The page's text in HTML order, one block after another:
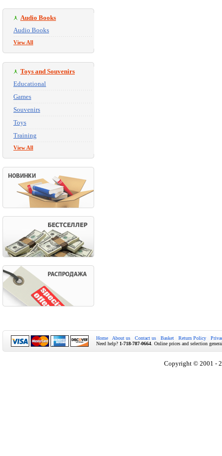
Audio Books
Audio Books
View All
Toys and Souvenirs
Educational
Games
Souvenirs
Toys
Training
View All
Home About us Contact us Basket Return Policy
Need help? 1-718-787-0664 . Online prices and selection
Copyright © 2001 -